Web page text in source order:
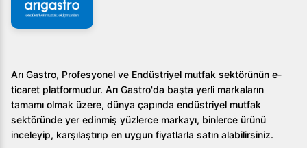
Arı Gastro, Profesyonel ve Endüstriyel mutfak sektörünün e-
ticaret platformudur. Arı Gastro'da başta yerli markaların
tamamı olmak üzere, dünya çapında endüstriyel mutfak
sektöründe yer edinmiş yüzlerce markayı, binlerce ürünü
inceleyip, karşılaştırıp en uygun fiyatlarla satın alabilirsiniz.